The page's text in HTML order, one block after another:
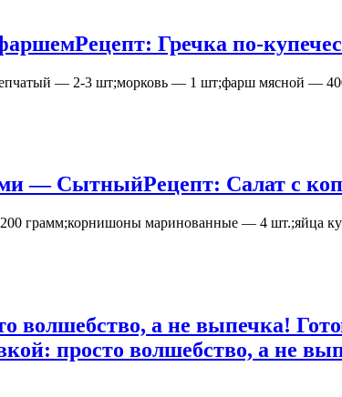
Рецепт: Гречка по-
— 2-3 шт;морковь — 1 шт;фарш мясной —
— СытныйРецепт: Салат с
грамм;корнишоны маринованные — 4 шт.;яйца
а не выпечка!
просто волшебство, а не